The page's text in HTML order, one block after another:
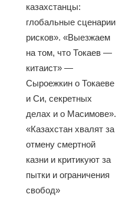
казахстанцы:
глобальные сценарии
рисков». «Выезжаем
на том, что Токаев —
китаист» —
Сыроежкин о Токаеве
и Си, секретных
делах и о Масимове».
«Казахстан хвалят за
отмену смертной
казни и критикуют за
пытки и ограничения
свобод»